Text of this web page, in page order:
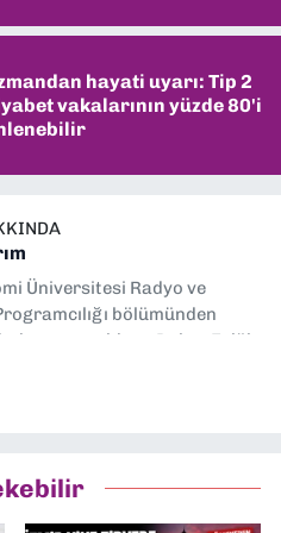
hayati uyarı: Tip 2
vakalarının yüzde 80'i
Üniversitesi Radyo ve
bölümünden
mezun oldum. Dokuz Eylül
de üstleniyorum.